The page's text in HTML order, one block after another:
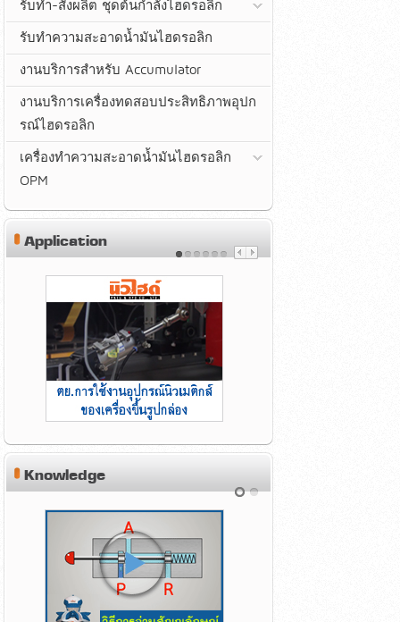
รับทำ-สั่งผลิต ชุดต้นกำลังไฮดรอลิก
รับทำความสะอาดน้ำมันไฮดรอลิก
งานบริการสำหรับ Accumulator
งานบริการเครื่องทดสอบประสิทธิภาพอุปก
รณ์ไฮดรอลิก
เครื่องทำความสะอาดน้ำมันไฮดรอลิก
OPM
Application
Knowledge